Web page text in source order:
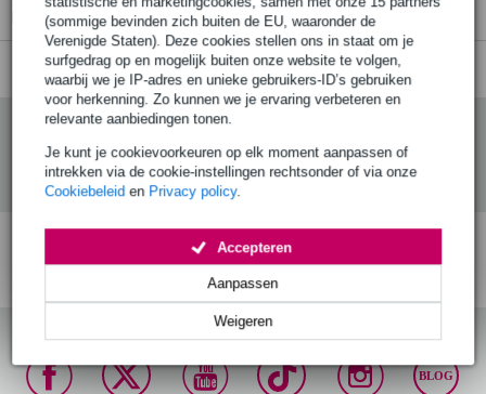
(sommige bevinden zich buiten de EU, waaronder de
Verenigde Staten). Deze cookies stellen ons in staat om je
surfgedrag op en mogelijk buiten onze website te volgen,
waarbij we je IP-adres en unieke gebruikers-ID’s gebruiken
voor herkenning. Zo kunnen we je ervaring verbeteren en
relevante aanbiedingen tonen.
Je kunt je cookievoorkeuren op elk moment aanpassen of
intrekken via de cookie-instellingen rechtsonder of via onze
Cookiebeleid en Privacy policy.
Weigeren
Aanpassen
Accepteren
Er zijn geen producten gevonden.
Gratis verzending vanaf
Voor 23:00 besteld,
morgen in huis (mits
op voorraad)
30 dagen 'niet goed
BLOG